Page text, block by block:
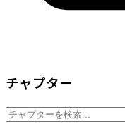
チャプター